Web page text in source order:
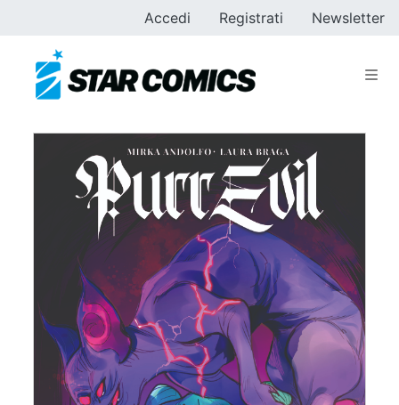
Accedi Registrati Newsletter